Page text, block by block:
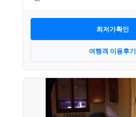
최저가확인
여행객 이용후기